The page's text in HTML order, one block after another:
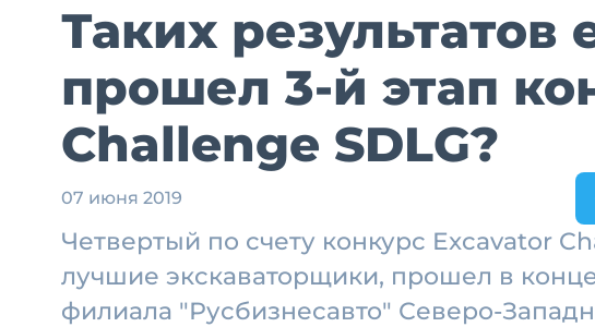
Таких
прошел 3-й этап
Challenge SDLG?
07 июня 2019
Четвертый по счету конкурс Excavator
лучшие экскаваторщики, прошел в
филиала "Русбизнесавто" Северо-